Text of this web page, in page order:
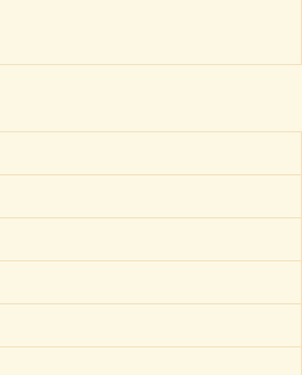
「収穫祭」
設しました
ェア」に出展しました
開始
のご案内